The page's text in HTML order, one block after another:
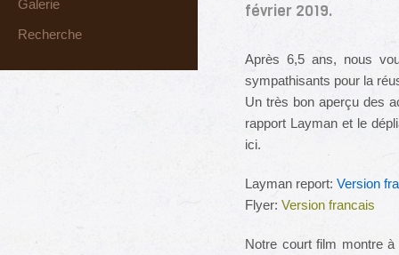
Galerie
Recherche
février 2019.
Après 6,5 ans, nous
sympathisants pour la
Un très bon aperçu des
rapport Layman et le
ici.
Layman report: Version
Flyer: Version francais
Notre court film montre